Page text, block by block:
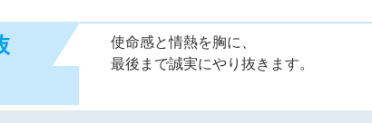
使命感と情熱を胸に、
最後まで誠実にやり抜きます。